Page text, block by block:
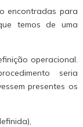
encontradas para
temos de uma
operacional.
seria
presentes os